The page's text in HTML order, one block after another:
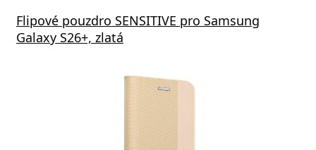
Flipové pouzdro SENSITIVE pro Samsung
Galaxy S26+, zlatá